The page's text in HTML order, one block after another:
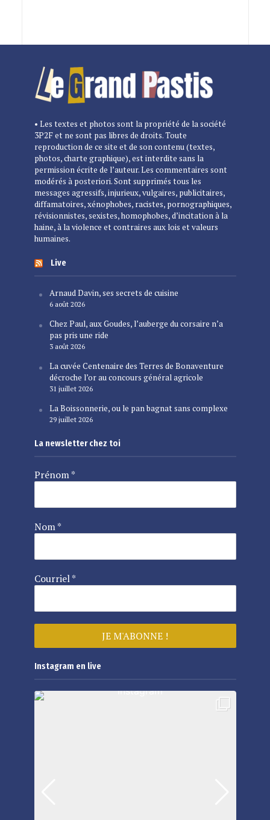
• Les textes et photos sont la propriété de la société
3P2F et ne sont pas libres de droits. Toute
reproduction de ce site et de son contenu (textes,
photos, charte graphique), est interdite sans la
permission écrite de l’auteur. Les commentaires sont
modérés à posteriori. Sont supprimés tous les
messages agressifs, injurieux, vulgaires, publicitaires,
diffamatoires, xénophobes, racistes, pornographiques,
révisionnistes, sexistes, homophobes, d’incitation à la
haine, à la violence et contraires aux lois et valeurs
humaines.
Live
Arnaud Davin, ses secrets de cuisine
6 août 2026
Chez Paul, aux Goudes, l’auberge du corsaire n’a
pas pris une ride
3 août 2026
La cuvée Centenaire des Terres de Bonaventure
décroche l’or au concours général agricole
31 juillet 2026
La Boissonnerie, ou le pan bagnat sans complexe
29 juillet 2026
La newsletter chez toi
Prénom*
Nom*
Courriel*
Instagram en live